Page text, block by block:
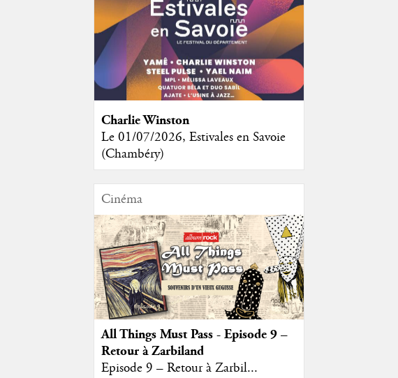
Charlie Winston
Le 01/07/2026, Estivales en Savoie
(Chambéry)
Cinéma
All Things Must Pass - Episode 9 –
Retour à Zarbiland
Episode 9 – Retour à Zarbil...